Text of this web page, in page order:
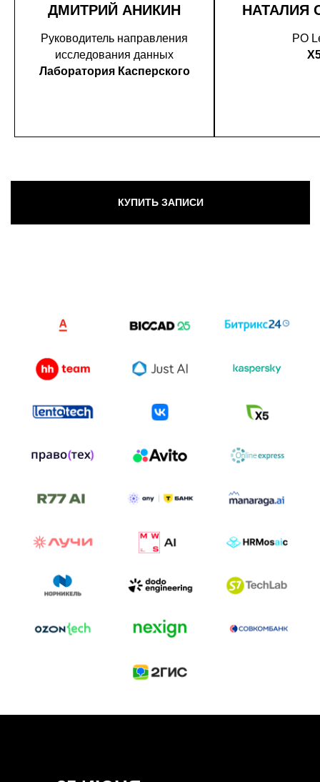
ДМИТРИЙ АНИКИН
Руководитель направления
исследования данных
Лаборатория Касперского
НАТАЛИЯ
PO
к построению бизнеса и созданию технологий под
И БИТВА АГЕНТОВ